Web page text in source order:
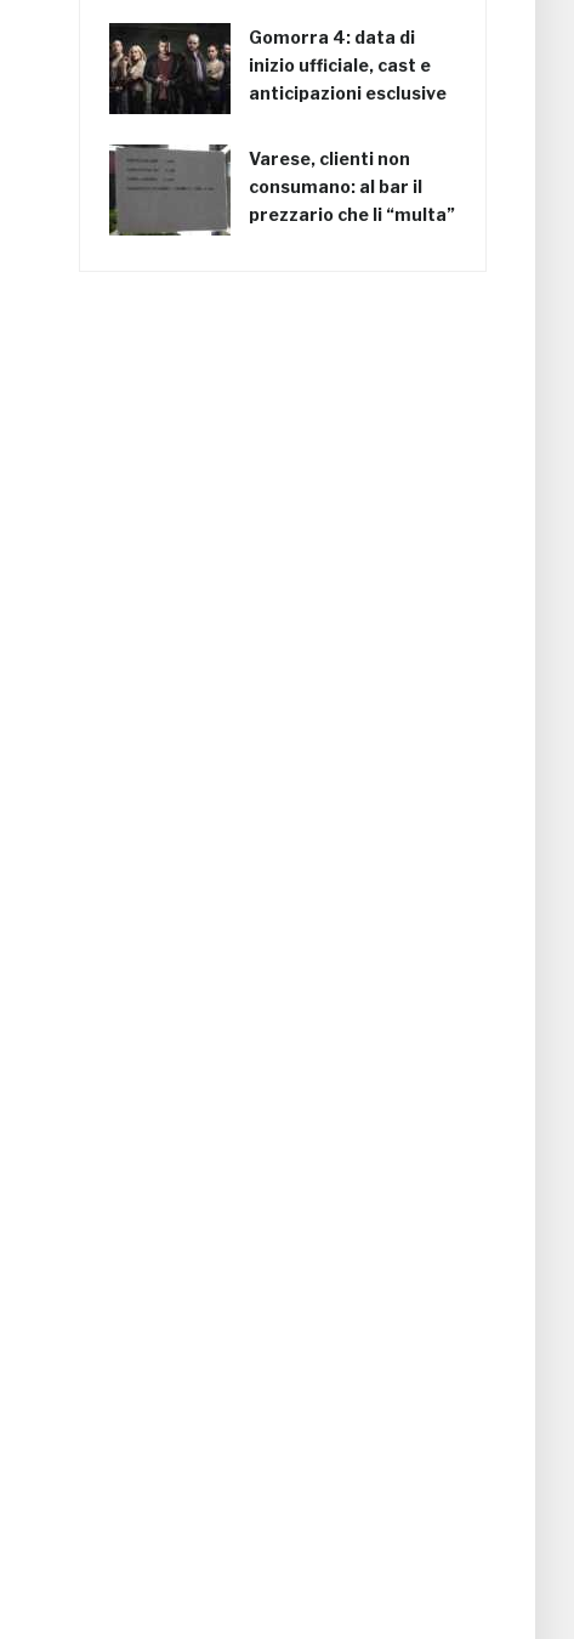
Gomorra 4: data di
inizio ufficiale, cast e
anticipazioni esclusive
Varese, clienti non
consumano: al bar il
prezzario che li “multa”